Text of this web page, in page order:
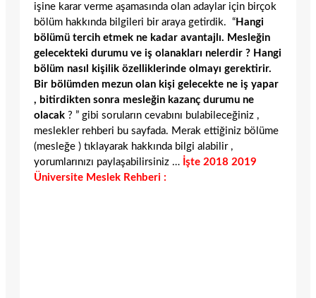
işine karar verme aşamasında olan adaylar için birçok
bölüm hakkında bilgileri bir araya getirdik. “ Hangi
bölümü tercih etmek ne kadar avantajlı. Mesleğin
gelecekteki durumu ve iş olanakları nelerdir ? Hangi
bölüm nasıl kişilik özelliklerinde olmayı gerektirir.
Bir bölümden mezun olan kişi gelecekte ne iş yapar
, bitirdikten sonra mesleğin kazanç durumu ne
olacak ? ” gibi soruların cevabını bulabileceğiniz ,
meslekler rehberi bu sayfada. Merak ettiğiniz bölüme
(mesleğe ) tıklayarak hakkında bilgi alabilir ,
yorumlarınızı paylaşabilirsiniz … İşte 2018 2019
Üniversite Meslek Rehberi :